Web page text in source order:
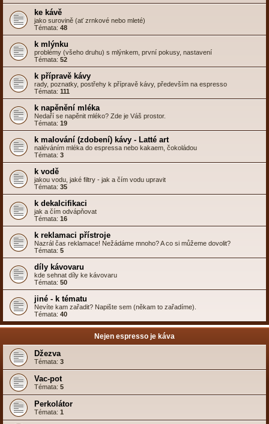
ke kávě
jako surovině (ať zrnkové nebo mleté)
Témata: 48
k mlýnku
problémy (všeho druhu) s mlýnkem, první pokusy, nastavení
Témata: 52
k přípravě kávy
rady, poznatky, postřehy k přípravě kávy, především na espresso
Témata: 111
k napěnění mléka
Nedaří se napěnit mléko? Zde je Váš prostor.
Témata: 19
k malování (zdobení) kávy - Latté art
naléváním mléka do espressa nebo kakaem, čokoládou
Témata: 3
k vodě
jakou vodu, jaké filtry - jak a čím vodu upravit
Témata: 35
k dekalcifikaci
jak a čím odvápňovat
Témata: 16
k reklamaci přístroje
Nazrál čas reklamace! Nežádáme mnoho? A co si můžeme dovolit?
Témata: 5
díly kávovaru
kde sehnat díly ke kávovaru
Témata: 50
jiné - k tématu
Nevíte kam zařadit? Napište sem (někam to zařadíme).
Témata: 40
Nejen espresso je káva
Džezva
Témata: 3
Vac-pot
Témata: 5
Perkolátor
Témata: 1